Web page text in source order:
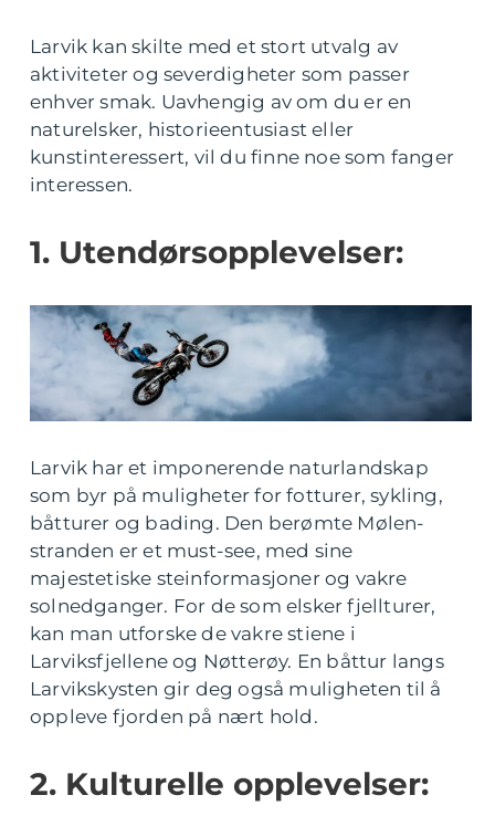
Larvik kan skilte med et stort utvalg av
aktiviteter og severdigheter som passer
enhver smak. Uavhengig av om du er en
naturelsker, historieentusiast eller
kunstinteressert, vil du finne noe som fanger
interessen.
1. Utendørsopplevelser:
Larvik har et imponerende naturlandskap
som byr på muligheter for fotturer, sykling,
båtturer og bading. Den berømte Mølen-
stranden er et must-see, med sine
majestetiske steinformasjoner og vakre
solnedganger. For de som elsker fjellturer,
kan man utforske de vakre stiene i
Larviksfjellene og Nøtterøy. En båttur langs
Larvikskysten gir deg også muligheten til å
oppleve fjorden på nært hold.
2. Kulturelle opplevelser: